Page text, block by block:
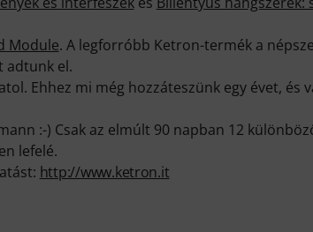
Module. A legforróbb Ketron-termék a
adtunk el.
Ehhez mi még hozzáteszünk egy évet, és
:-) Csak az elmúlt 90 napban 12
lefelé.
http://www.ketron.it